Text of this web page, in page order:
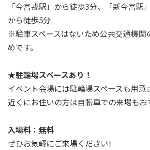
「今宮戎駅」から徒歩3分、「新今宮駅
から徒歩5分
※駐車スペースはないため公共交通機関
めです。
★駐輪場スペースあり！
イベント会場には駐輪場スペースも用意
近くにお住いの方は自転車での来場もお
入場料：無料
ぜひお気軽にご来場ください!